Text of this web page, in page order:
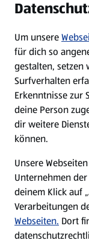
Newsletter
WhatsApp
Über ALDI SÜD
Filialen
Nachhaltigkeit
Karriere
Um unsere
für dich so
gestalten, setzen
Surfverhalten
Erkenntnisse zur
deine Person
dir weitere
können.
Unsere
Unternehmen der
deinem Klick auf
Verarbeitungen
Webseiten. Dort